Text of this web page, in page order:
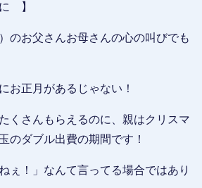
】
のお父さんお母さんの心の叫びでも
お正月があるじゃない！
くさんもらえるのに、親はクリスマ
のダブル出費の期間です！
ぇ！」なんて言ってる場合ではあり